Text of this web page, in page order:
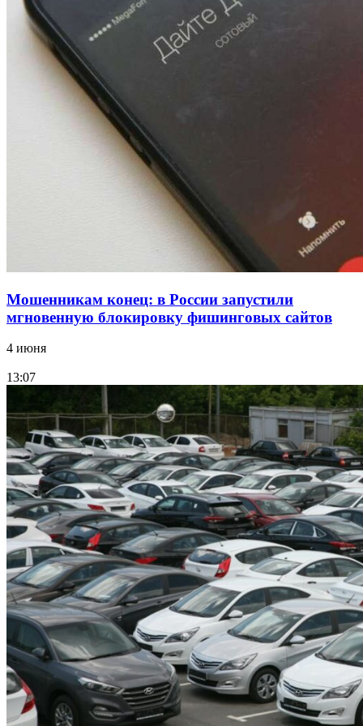
12:39
Сладкий праздник в Волгограде: в Центральном
парке прошёл фестиваль „Арбузный переполох“
Волгоградские компании нарастили экспорт:
заключены контракты на 3,6 млн долларов
Мошенникам конец: в России запустили
мгновенную блокировку фишинговых сайтов
4 июня
13:07